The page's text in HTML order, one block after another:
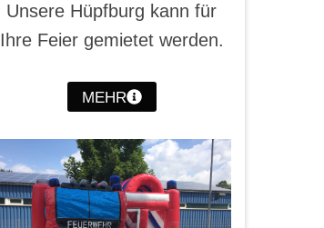
Unsere Hüpfburg kann für
Ihre Feier gemietet werden.
MEHR